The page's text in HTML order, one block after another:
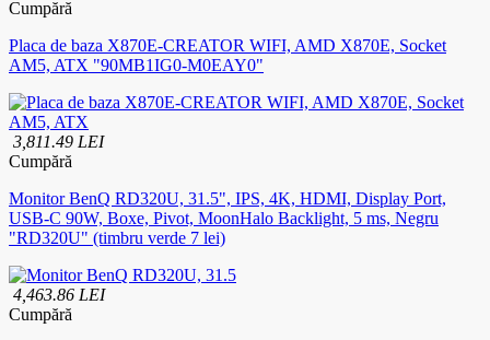
Cumpără
Placa de baza X870E-CREATOR WIFI, AMD X870E, Socket
AM5, ATX "90MB1IG0-M0EAY0"
3,811.49 LEI
Cumpără
Monitor BenQ RD320U, 31.5", IPS, 4K, HDMI, Display Port,
USB-C 90W, Boxe, Pivot, MoonHalo Backlight, 5 ms, Negru
"RD320U" (timbru verde 7 lei)
4,463.86 LEI
Cumpără